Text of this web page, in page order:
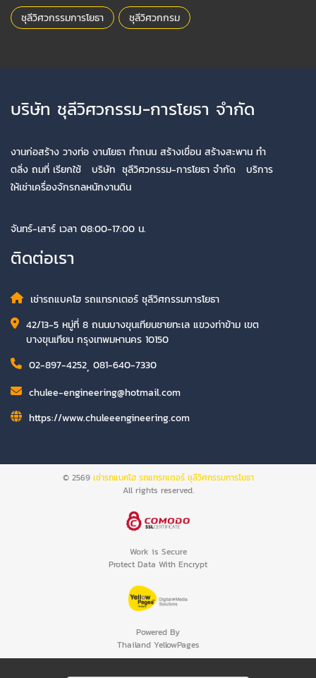
ชุลีวิศวกรรมการโยธา ชุลีวิศวกกรม
บริษัท ชุลีวิศวกรรม-การโยธา จำกัด
งานก่อสร้าง วางท่อ งานโยธา ทำถนน สร้างเขื่อน สร้างสะพาน ทำ
ตลิ่ง ถมที่ เรียกใช้ บริษัท ชุลีวิศวกรรม-การโยธา จำกัด บริการ
ให้เช่าเครื่องจักรกลหนักงานดิน
จันทร์-เสาร์ เวลา 08:00-17:00 น.
ติดต่อเรา
เช่ารถแบคโฮ รถแทรกเตอร์ ชุลีวิศกรรมการโยธา
42/13-5 หมู่ที่ 8 ถนนบางขุนเทียนชายทะเล แขวงท่าข้าม เขต
บางขุนเทียน กรุงเทพมหานคร 10150
02-897-4252, 081-640-7330
chulee-engineering@hotmail.com
https://www.chuleeengineering.com
© 2569 เช่ารถแบคโฮ รถแทรกเตอร์ ชุลีวิศกรรมการโยธา
All rights reserved.
Work is Secure
Protect Data With Encrypt
Powered By
Thailand YellowPages